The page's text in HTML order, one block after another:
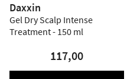
Daxxin
Gel Dry Scalp Intense
Treatment - 150 ml
117,00